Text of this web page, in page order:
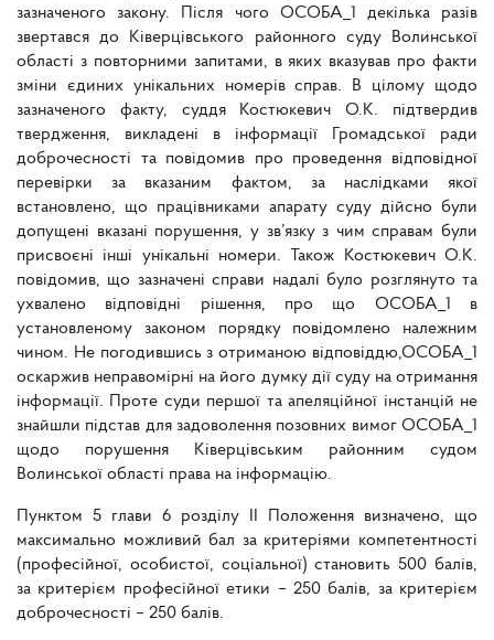
зазначеного закону. Після чого ОСОБА_1 декілька разів
звертався до Ківерцівського районного суду Волинської
області з повторними запитами, в яких вказував про факти
зміни єдиних унікальних номерів справ. В цілому щодо
зазначеного факту, суддя Костюкевич О.К. підтвердив
твердження, викладені в інформації Громадської ради
доброчесності та повідомив про проведення відповідної
перевірки за вказаним фактом, за наслідками якої
встановлено, що працівниками апарату суду дійсно були
допущені вказані порушення, у зв’язку з чим справам були
присвоєні інші унікальні номери. Також Костюкевич О.К.
повідомив, що зазначені справи надалі було розглянуто та
ухвалено відповідні рішення, про що ОСОБА_1 в
установленому законом порядку повідомлено належним
чином. Не погодившись з отриманою відповіддю,ОСОБА_1
оскаржив неправомірні на його думку дії суду на отримання
інформації. Проте суди першої та апеляційної інстанцій не
знайшли підстав для задоволення позовних вимог ОСОБА_1
щодо порушення Ківерцівським районним судом
Волинської області права на інформацію.
Пунктом 5 глави 6 розділу II Положення визначено, що
максимально можливий бал за критеріями компетентності
(професійної, особистої, соціальної) становить 500 балів,
за критерієм професійної етики – 250 балів, за критерієм
доброчесності – 250 балів.